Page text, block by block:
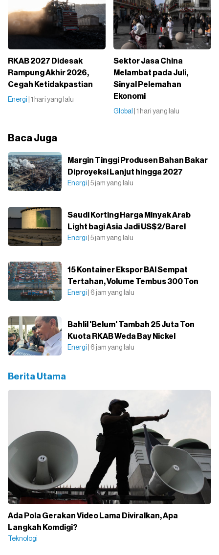
RKAB 2027 Didesak
Rampung Akhir 2026,
Cegah Ketidakpastian
Energi | 1 hari yang lalu
Sektor Jasa China
Melambat pada Juli,
Sinyal Pelemahan
Ekonomi
Global | 1 hari yang lalu
Baca Juga
Margin Tinggi Produsen Bahan Bakar
Diproyeksi Lanjut hingga 2027
Energi | 5 jam yang lalu
Saudi Korting Harga Minyak Arab
Light bagi Asia Jadi US$2/Barel
Energi | 5 jam yang lalu
15 Kontainer Ekspor BAI Sempat
Tertahan, Volume Tembus 300 Ton
Energi | 6 jam yang lalu
Bahlil 'Belum' Tambah 25 Juta Ton
Kuota RKAB Weda Bay Nickel
Energi | 6 jam yang lalu
Berita Utama
Ada Pola Gerakan Video Lama Diviralkan, Apa
Langkah Komdigi?
Teknologi